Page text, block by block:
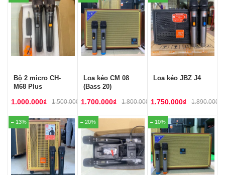
Bộ 2 micro CH-
M68 Plus
1.500.000 ₫
1.000.000₫
Loa kéo CM 08
(Bass 20)
1.800.000 ₫
1.700.000₫
Loa kéo JBZ J4
1.890.000
1.750.000₫
13% 20% 10%